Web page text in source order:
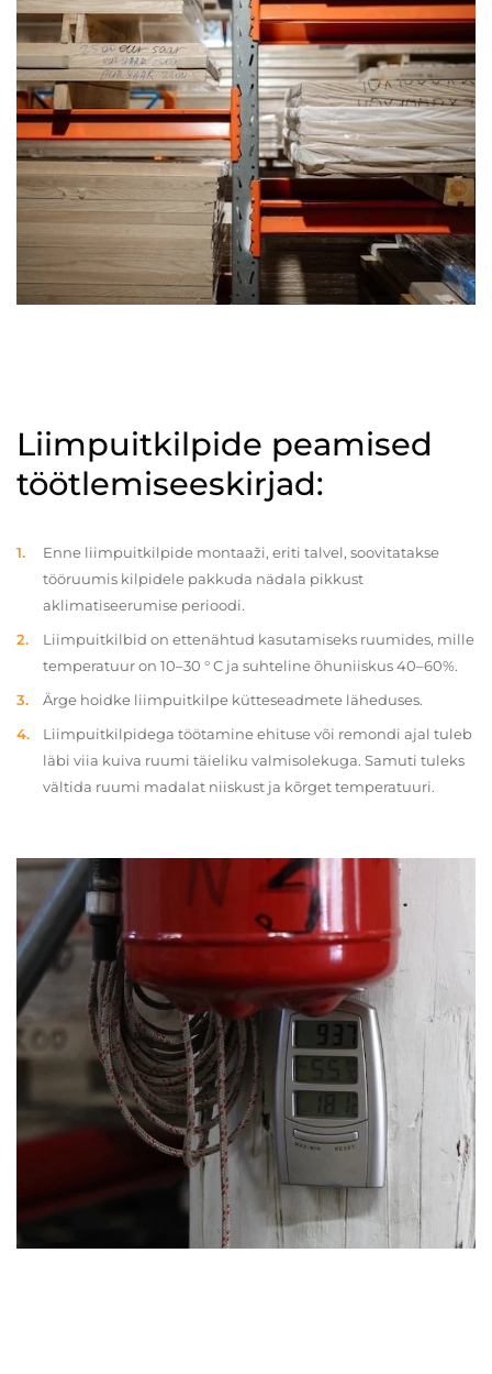
Liimpuitkilpide peamised
töötlemiseeskirjad:
Enne liimpuitkilpide montaaži, eriti talvel, soovitatakse
tööruumis kilpidele pakkuda nädala pikkust
aklimatiseerumise perioodi.
Liimpuitkilbid on ettenähtud kasutamiseks ruumides, mille
temperatuur on 10–30 ° C ja suhteline õhuniiskus 40–60%.
Ärge hoidke liimpuitkilpe kütteseadmete läheduses.
Liimpuitkilpidega töötamine ehituse või remondi ajal tuleb
läbi viia kuiva ruumi täieliku valmisolekuga. Samuti tuleks
vältida ruumi madalat niiskust ja kõrget temperatuuri.